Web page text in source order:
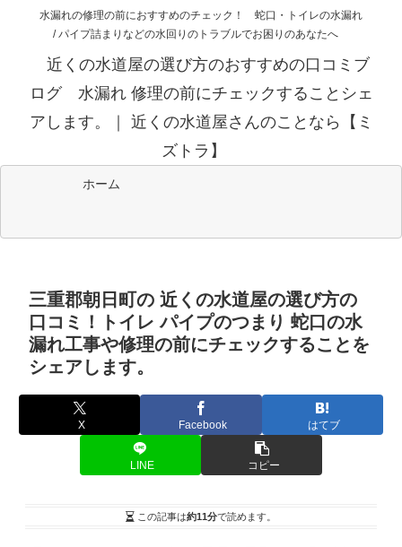
水漏れの修理の前におすすめのチェック！ 蛇口・トイレの水漏れ
/ パイプ詰まりなどの水回りのトラブルでお困りのあなたへ
近くの水道屋の選び方のおすすめの口コミブ
ログ 水漏れ 修理の前にチェックすることシェ
アします。｜ 近くの水道屋さんのことなら【ミ
ズトラ】
ホーム
三重郡朝日町の 近くの水道屋の選び方の
口コミ！トイレ パイプのつまり 蛇口の水
漏れ工事や修理の前にチェックすることを
シェアします。
X Facebook はてブ
LINE コピー
この記事は約11分で読めます。